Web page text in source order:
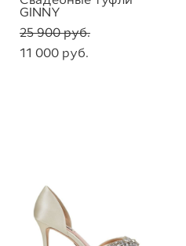
GINNY
25 900 pуб.
11 000 pуб.